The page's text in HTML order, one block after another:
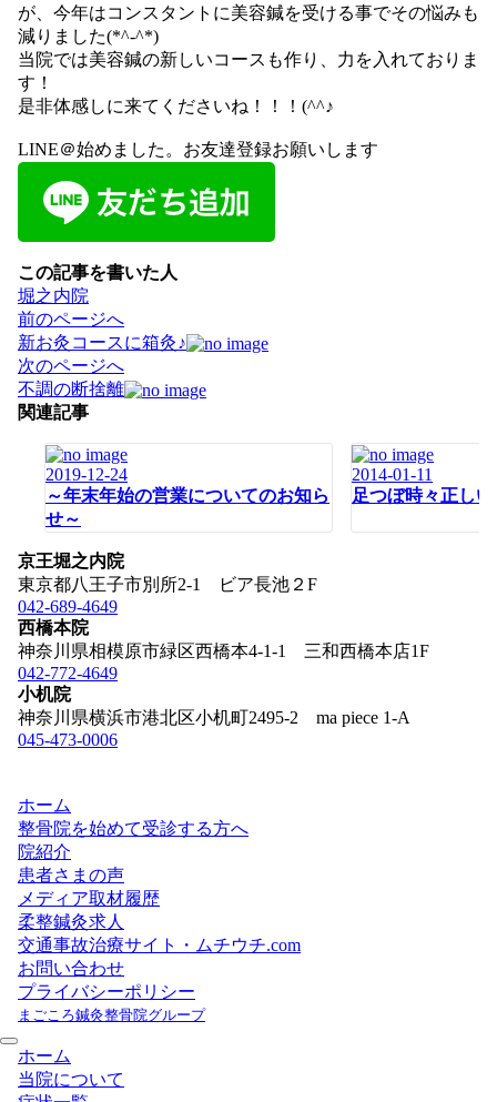
が、今年はコンスタントに美容鍼を受ける事でその悩みも
減りました(*^-^*)
当院では美容鍼の新しいコースも作り、力を入れておりま
す！
是非体感しに来てくださいね！！！(^^♪
LINE＠始めました。お友達登録お願いします
この記事を書いた人
堀之内院
投
稿
ナ
ビ
ゲ
前のページへ
新お灸コースに箱灸♪
次のページへ
不調の断捨離
関連記事
2019-12-24
～年末年始の営業についてのお知ら
せ～
2014-01-11
足つぼ時々正し
京王堀之内院
東京都八王子市別所2-1 ビア長池２F
042-689-4649
西橋本院
神奈川県相模原市緑区西橋本4-1-1 三和西橋本店1F
042-772-4649
小机院
神奈川県横浜市港北区小机町2495-2 ma piece 1-A
045-473-0006
ホーム
整骨院を始めて受診する方へ
院紹介
患者さまの声
メディア取材履歴
柔整鍼灸求人
交通事故治療サイト・ムチウチ.com
お問い合わせ
プライバシーポリシー
まごころ鍼灸整骨院グループ
ホーム
当院について